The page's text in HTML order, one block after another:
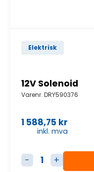
Elektrisk
12V Solenoid
Varenr. DRY590376
1 588,75 kr
inkl. mva
12V Solenoid antall